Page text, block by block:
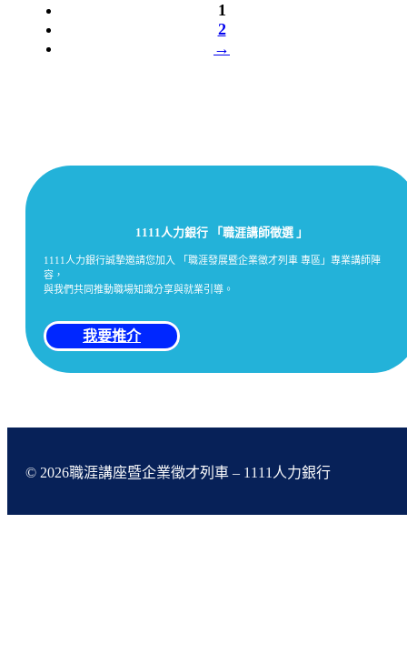
1
2
→
1111人力銀行 「職涯講師徵選 」
1111人力銀行誠摯邀請您加入 「職涯發展暨企業徵才列車 專區」專業講師陣
容，
與我們共同推動職場知識分享與就業引導。
我要推介
© 2026職涯講座暨企業徵才列車 – 1111人力銀行